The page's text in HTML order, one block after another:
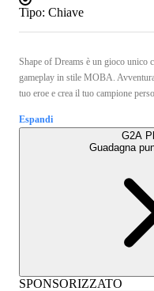
Tipo: Chiave
Shape of Dreams è un gioco unico
gameplay in stile MOBA.
tuo eroe e crea il tuo campione
Espandi
G2A
Guadagna
SPONSORIZZATO